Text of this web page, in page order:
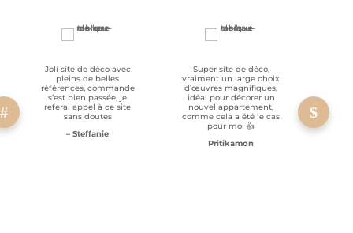
Joli site de déco avec
pleins de belles
références, commande
s’est bien passée, je
referai appel à ce site
sans doutes
– Steffanie
Super site de déco,
vraiment un large choix
d’œuvres magnifiques,
idéal pour décorer un
nouvel appartement,
comme cela a été le cas
pour moi 👍
Pritikamon